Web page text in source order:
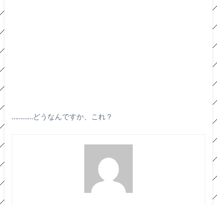
…………どうなんですか、これ？